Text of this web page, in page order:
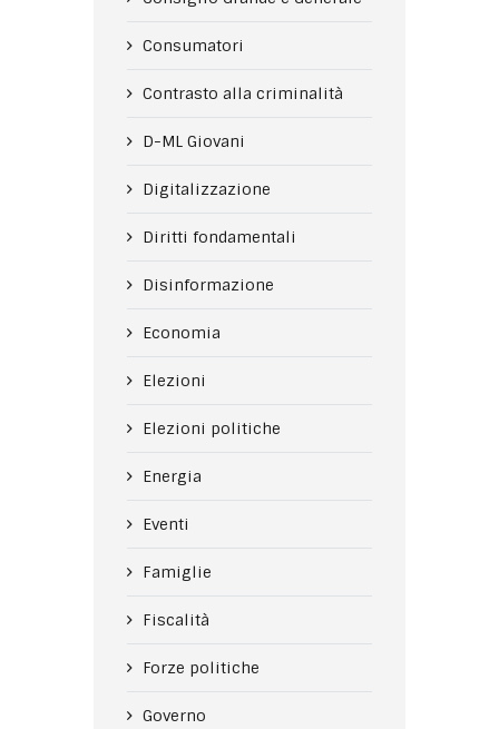
Consumatori
Contrasto alla criminalità
D-ML Giovani
Digitalizzazione
Diritti fondamentali
Disinformazione
Economia
Elezioni
Elezioni politiche
Energia
Eventi
Famiglie
Fiscalità
Forze politiche
Governo